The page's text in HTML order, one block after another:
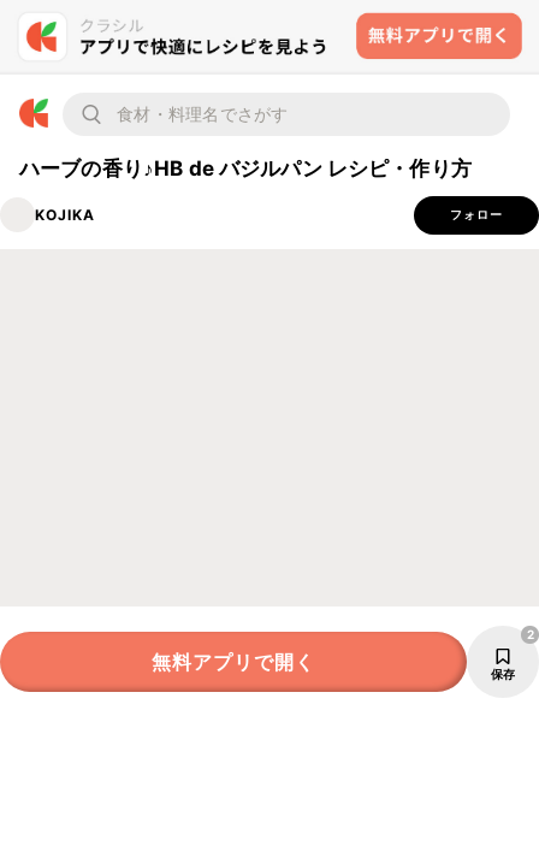
ハーブの香り♪HB de バジルパン レシピ・作り方
KOJIKA フォロー
無料アプリで開く 保存
2